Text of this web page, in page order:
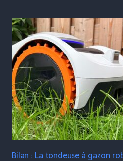
Bilan : La tondeuse à gazon